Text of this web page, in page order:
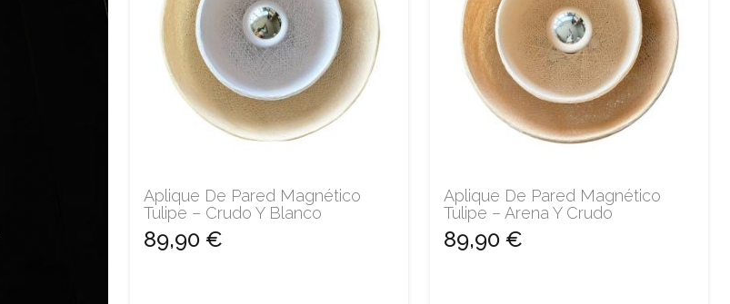
Aplique De Pared Magnético
Tulipe – Crudo Y Blanco
89,90 €
Aplique De Pared Magnético
Tulipe – Arena Y Crudo
89,90 €